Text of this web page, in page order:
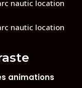
animations